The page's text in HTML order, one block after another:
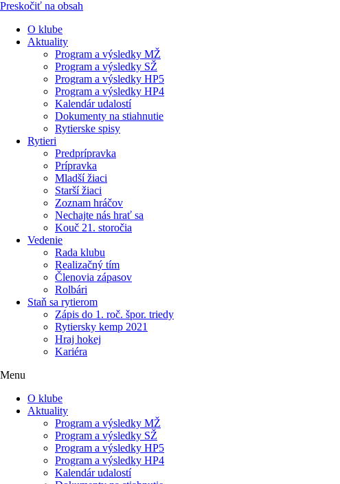
Preskočiť na obsah
O klube
Aktuality
Program a výsledky MŽ
Program a výsledky SŽ
Program a výsledky HP5
Program a výsledky HP4
Kalendár udalostí
Dokumenty na stiahnutie
Rytierske spisy
Rytieri
Predprípravka
Prípravka
Mladší žiaci
Starší žiaci
Zoznam hráčov
Nechajte nás hrať sa
Kouč 21. storočia
Vedenie
Rada klubu
Realizačný tím
Členovia zápasov
Rolbári
Staň sa rytierom
Zápis do 1. roč. špor. triedy
Rytiersky kemp 2021
Hraj hokej
Kariéra
Menu
O klube
Aktuality
Program a výsledky MŽ
Program a výsledky SŽ
Program a výsledky HP5
Program a výsledky HP4
Kalendár udalostí